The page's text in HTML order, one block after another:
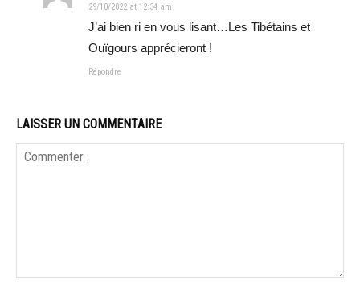
29/10/2022 at 12:34 am
J’ai bien ri en vous lisant…Les Tibétains et
Ouïgours apprécieront !
Répondre
LAISSER UN COMMENTAIRE